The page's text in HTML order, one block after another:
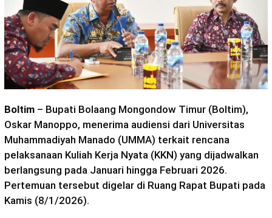
Boltim – Bupati Bolaang Mongondow Timur (Boltim),
Oskar Manoppo, menerima audiensi dari Universitas
Muhammadiyah Manado (UMMA) terkait rencana
pelaksanaan Kuliah Kerja Nyata (KKN) yang dijadwalkan
berlangsung pada Januari hingga Februari 2026.
Pertemuan tersebut digelar di Ruang Rapat Bupati pada
Kamis (8/1/2026).